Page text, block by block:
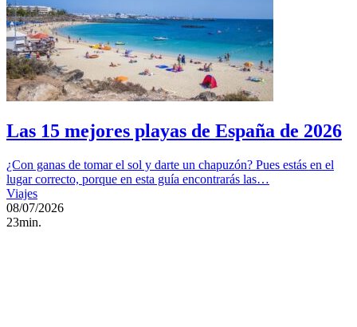
Las 15 mejores playas de España de 2026
¿Con ganas de tomar el sol y darte un chapuzón? Pues estás en el
lugar correcto, porque en esta guía encontrarás las…
Viajes
08/07/2026
23min.